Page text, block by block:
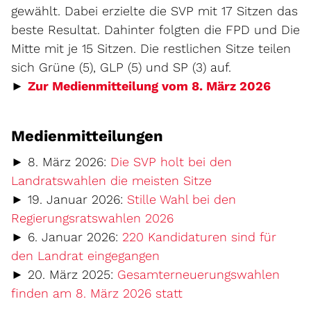
gewählt. Dabei erzielte die SVP mit 17 Sitzen das
beste Resultat. Dahinter folgten die FPD und Die
Mitte mit je 15 Sitzen. Die restlichen Sitze teilen
sich Grüne (5), GLP (5) und SP (3) auf.
► Zur Medienmitteilung vom 8. März 2026
Medienmitteilungen
► 8. März 2026: Die SVP holt bei den
Landratswahlen die meisten Sitze
► 19. Januar 2026: Stille Wahl bei den
Regierungsratswahlen 2026
► 6. Januar 2026: 220 Kandidaturen sind für
den Landrat eingegangen
► 20. März 2025: Gesamterneuerungswahlen
finden am 8. März 2026 statt